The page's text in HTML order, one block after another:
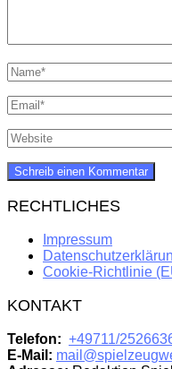
RECHTLICHES
Impressum
Cookie-Richtlinie
KONTAKT
Telefon: +49711/
E-Mail: